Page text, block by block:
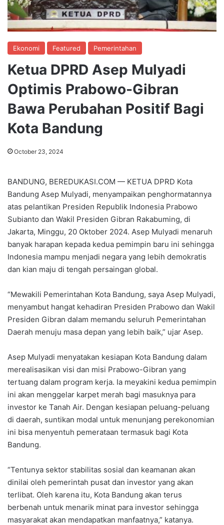
Ekonomi Featured Pemerintahan
Ketua DPRD Asep Mulyadi
Optimis Prabowo-Gibran
Bawa Perubahan Positif Bagi
Kota Bandung
October 23, 2024
BANDUNG, BEREDUKASI.COM — KETUA DPRD Kota
Bandung Asep Mulyadi, menyampaikan penghormatannya
atas pelantikan Presiden Republik Indonesia Prabowo
Subianto dan Wakil Presiden Gibran Rakabuming, di
Jakarta, Minggu, 20 Oktober 2024. Asep Mulyadi menaruh
banyak harapan kepada kedua pemimpin baru ini sehingga
Indonesia mampu menjadi negara yang lebih demokratis
dan kian maju di tengah persaingan global.
“Mewakili Pemerintahan Kota Bandung, saya Asep Mulyadi,
menyambut hangat kehadiran Presiden Prabowo dan Wakil
Presiden Gibran dalam memandu seluruh Pemerintahan
Daerah menuju masa depan yang lebih baik,” ujar Asep.
Asep Mulyadi menyatakan kesiapan Kota Bandung dalam
merealisasikan visi dan misi Prabowo-Gibran yang
tertuang dalam program kerja. Ia meyakini kedua pemimpin
ini akan menggelar karpet merah bagi masuknya para
investor ke Tanah Air. Dengan kesiapan peluang-peluang
di daerah, suntikan modal untuk menunjang perekonomian
ini bisa menyentuh pemerataan termasuk bagi Kota
Bandung.
“Tentunya sektor stabilitas sosial dan keamanan akan
dinilai oleh pemerintah pusat dan investor yang akan
terlibat. Oleh karena itu, Kota Bandung akan terus
berbenah untuk menarik minat para investor sehingga
masyarakat akan mendapatkan manfaatnya,” katanya.